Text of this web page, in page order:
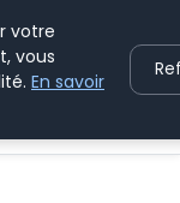
votre
vous
En savoir